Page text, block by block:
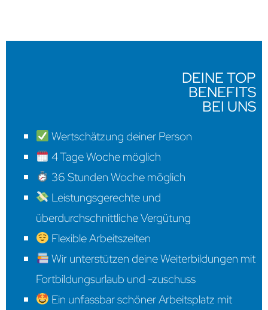
DEINE TOP
BENEFITS
BEI UNS
Wertschätzung deiner Person
4 Tage Woche möglich
36 Stunden Woche möglich
Leistungsgerechte und
überdurchschnittliche Vergütung
Flexible Arbeitszeiten
Wir unterstützen deine Weiterbildungen mit
Fortbildungsurlaub und -zuschuss
Ein unfassbar schöner Arbeitsplatz mit